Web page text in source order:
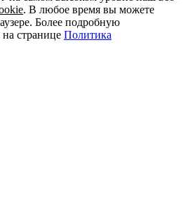
. В любое время вы можете
Более подробную
странице Политика